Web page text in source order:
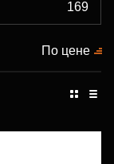
По цене